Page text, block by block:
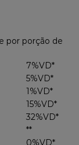
por porção de
7%VD*
5%VD*
1%VD*
15%VD*
32%VD*
**